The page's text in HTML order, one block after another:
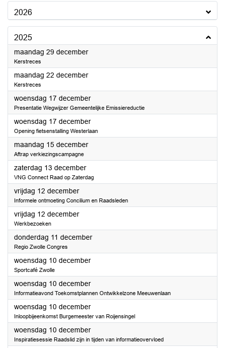
2026
2025
maandag 29 december2025
Kerstreces
maandag 22 december2025
Kerstreces
woensdag 17 december2025
Presentatie Wegwijzer Gemeentelijke Emissiereductie
woensdag 17 december2025
Opening fietsenstalling Westerlaan
maandag 15 december2025
Aftrap verkiezingscampagne
zaterdag 13 december2025
VNG Connect Raad op Zaterdag
vrijdag 12 december2025
Informele ontmoeting Concilium en Raadsleden
vrijdag 12 december2025
Werkbezoeken
donderdag 11 december2025
Regio Zwolle Congres
woensdag 10 december2025
Sportcafé Zwolle
woensdag 10 december2025
Informatieavond Toekomstplannen Ontwikkelzone Meeuwenlaan
woensdag 10 december2025
Inloopbijeenkomst Burgemeester van Roijensingel
woensdag 10 december2025
Inspiratiesessie Raadslid zijn in tijden van informatieovervloed